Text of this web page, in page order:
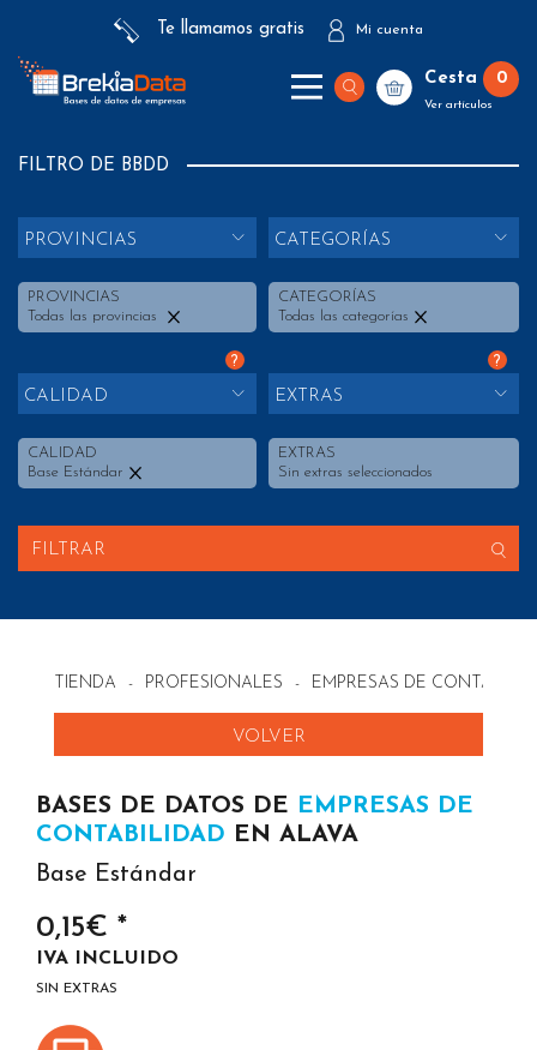
Te llamamos gratis Mi cuenta
Cesta 0
Ver artículos
FILTRO DE BBDD
PROVINCIAS
PROVINCIAS
Todas las provincias
CATEGORÍAS
CATEGORÍAS
Todas las categorías
?
CALIDAD
CALIDAD
Base Estándar
?
EXTRAS
EXTRAS
Sin extras seleccionados
FILTRAR
TIENDA - PROFESIONALES - EMPRESAS DE
VOLVER
BASES DE DATOS DE EMPRESAS DE
CONTABILIDAD EN ALAVA
Base Estándar
0,15€ *
IVA INCLUIDO
SIN EXTRAS